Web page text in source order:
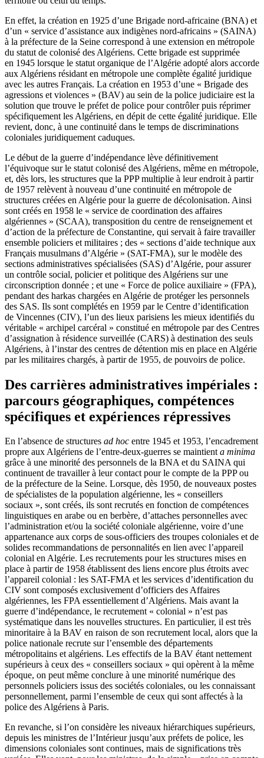
En effet, la création en 1925 d’une Brigade nord-africaine (BNA) et
d’un « service d’assistance aux indigènes nord-africains » (SAINA)
à la préfecture de la Seine correspond à une extension en métropole
du statut de colonisé des Algériens. Cette brigade est supprimée
en 1945 lorsque le statut organique de l’Algérie adopté alors accorde
aux Algériens résidant en métropole une complète égalité juridique
avec les autres Français. La création en 1953 d’une « Brigade des
agressions et violences » (BAV) au sein de la police judiciaire est la
solution que trouve le préfet de police pour contrôler puis réprimer
spécifiquement les Algériens, en dépit de cette égalité juridique. Elle
revient, donc, à une continuité dans le temps de discriminations
coloniales juridiquement caduques.
Le début de la guerre d’indépendance lève définitivement
l’équivoque sur le statut colonisé des Algériens, même en métropole,
et, dès lors, les structures que la PPP multiplie à leur endroit à partir
de 1957 relèvent à nouveau d’une continuité en métropole de
structures créées en Algérie pour la guerre de décolonisation. Ainsi
sont créés en 1958 le « service de coordination des affaires
algériennes » (SCAA), transposition du centre de renseignement et
d’action de la préfecture de Constantine, qui servait à faire travailler
ensemble policiers et militaires ; des « sections d’aide technique aux
Français musulmans d’Algérie » (SAT-FMA), sur le modèle des
sections administratives spécialisées (SAS) d’Algérie, pour assurer
un contrôle social, policier et politique des Algériens sur une
circonscription donnée ; et une « Force de police auxiliaire » (FPA),
pendant des harkas chargées en Algérie de protéger les personnels
des SAS. Ils sont complétés en 1959 par le Centre d’identification
de Vincennes (CIV), l’un des lieux parisiens les mieux identifiés du
véritable « archipel carcéral » constitué en métropole par des Centres
d’assignation à résidence surveillée (CARS) à destination des seuls
Algériens, à l’instar des centres de détention mis en place en Algérie
par les militaires chargés, à partir de 1955, de pouvoirs de police.
Des carrières administratives impériales :
parcours géographiques, compétences
spécifiques et expériences répressives
En l’absence de structures ad hoc entre 1945 et 1953, l’encadrement
propre aux Algériens de l’entre-deux-guerres se maintienta minima
grâce à une minorité des personnels de la BNA et du SAINA qui
continuent de travailler à leur contact pour le compte de la PPP ou
de la préfecture de la Seine. Lorsque, dès 1950, de nouveaux postes
de spécialistes de la population algérienne, les « conseillers
sociaux », sont créés, ils sont recrutés en fonction de compétences
linguistiques en arabe ou en berbère, d’attaches personnelles avec
l’administration et/ou la société coloniale algérienne, voire d’une
appartenance aux corps de sous-officiers des troupes coloniales et de
solides recommandations de personnalités en lien avec l’appareil
colonial en Algérie. Les recrutements pour les structures mises en
place à partir de 1958 établissent des liens encore plus étroits avec
l’appareil colonial : les SAT-FMA et les services d’identification du
CIV sont composés exclusivement d’officiers des Affaires
algériennes, les FPA essentiellement d’Algériens. Mais avant la
guerre d’indépendance, le recrutement « colonial » n’est pas
systématique dans les nouvelles structures. En particulier, il est très
minoritaire à la BAV en raison de son recrutement local, alors que la
police nationale recrute sur l’ensemble des départements
métropolitains et algériens. Les effectifs de la BAV étant nettement
supérieurs à ceux des « conseillers sociaux » qui opèrent à la même
époque, on peut même conclure à une minorité numérique des
personnels policiers issus des sociétés coloniales, ou les connaissant
personnellement, parmi l’ensemble de ceux qui sont affectés à la
police des Algériens à Paris.
En revanche, si l’on considère les niveaux hiérarchiques supérieurs,
depuis les ministres de l’Intérieur jusqu’aux préfets de police, les
dimensions coloniales sont continues, mais de significations très